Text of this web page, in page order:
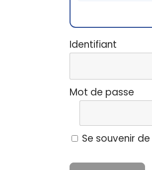
Identifiant
Mot de passe
Se souvenir